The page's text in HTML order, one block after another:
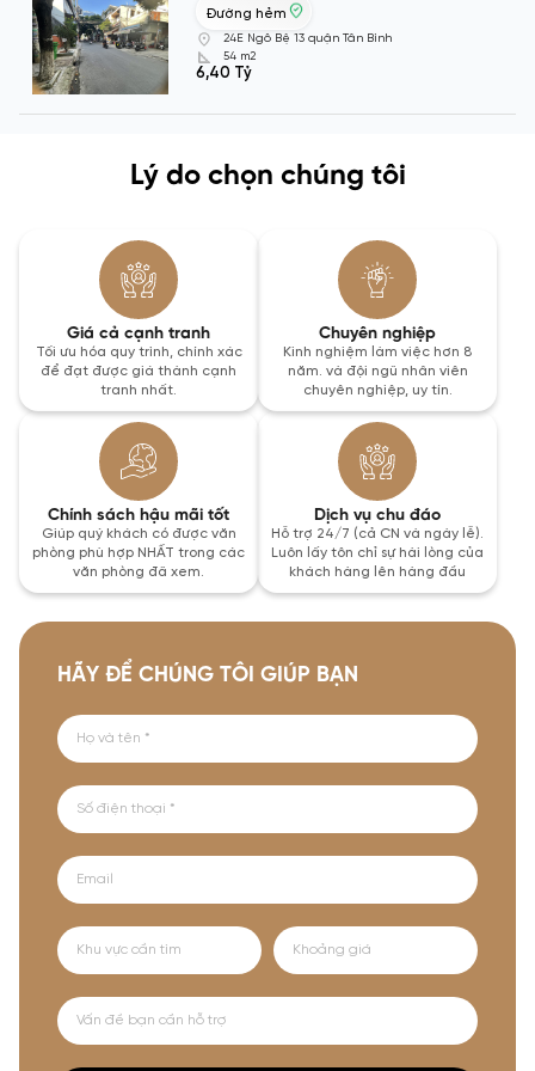
Đường hẻm
24E Ngô Bệ 13 quận Tân Bình
54 m2
6,40 Tỷ
Lý do chọn chúng tôi
Giá cả cạnh tranh
Tối ưu hóa quy trình, chính xác
để đạt được giá thành cạnh
tranh nhất.
Chuyên nghiệp
Kinh nghiệm làm việc hơn 8
năm. và đội ngũ nhân viên
chuyên nghiệp, uy tín.
Chính sách hậu mãi tốt
Giúp quý khách có được văn
phòng phù hợp NHẤT trong các
văn phòng đã xem.
Dịch vụ chu đáo
Hỗ trợ 24/7 (cả CN và ngày lễ).
Luôn lấy tôn chỉ sự hài lòng của
khách hàng lên hàng đầu
HÃY ĐỂ CHÚNG TÔI GIÚP BẠN